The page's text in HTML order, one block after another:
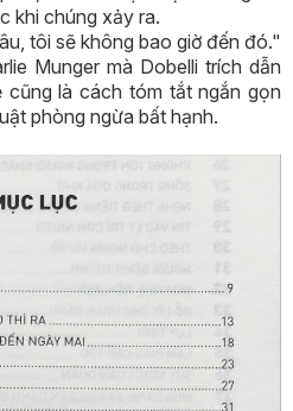
khi chúng xảy ra.
tôi sẽ không bao giờ đến đó."
Munger mà Dobelli trích dẫn
là cách tóm tắt ngắn gọn
phòng ngừa bất hạnh.